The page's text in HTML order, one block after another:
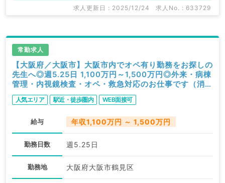
求人更新日 : 2025/12/24 求人No. : 633729
常勤求人
【大阪府／大阪市】大阪市内でオペ有り勤務をお探しの
先生へ◎週5.25日 1,100万円～1,500万円◎外来・病棟
管理・内視鏡検査・オペ・救急対応のお仕事です（消化
器外科／常勤）
人気エリア 駅近・徒歩圏内 WEB面接可
給与 年収1,100万円 ～ 1,500万円
勤務日数 週5.25日
勤務地 大阪府大阪市鶴見区